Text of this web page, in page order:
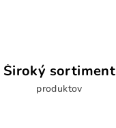
Široký sortiment
produktov